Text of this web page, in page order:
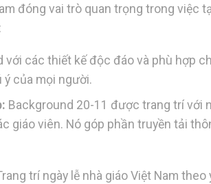
đóng vai trò quan trọng trong việc
với các thiết kế độc đáo và phù hợp
của mọi người.
Background 20-11 được trang trí với
giáo viên. Nó góp phần truyền tải
trí ngày lễ nhà giáo Việt Nam theo